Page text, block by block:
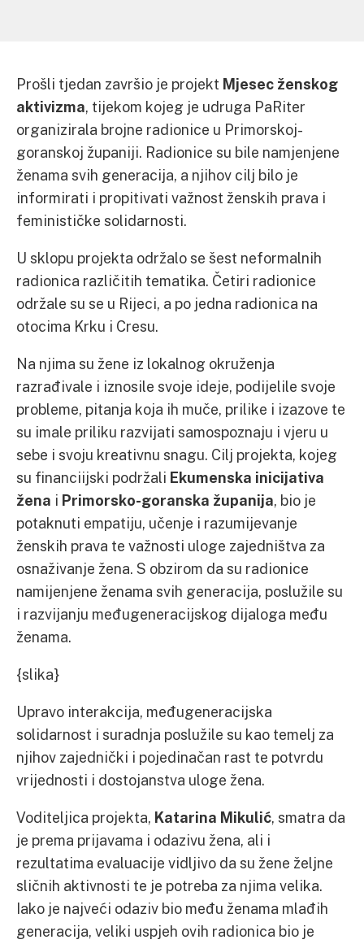
Prošli tjedan završio je projekt Mjesec ženskog
aktivizma, tijekom kojeg je udruga PaRiter
organizirala brojne radionice u Primorskoj-
goranskoj županiji. Radionice su bile namjenjene
ženama svih generacija, a njihov cilj bilo je
informirati i propitivati važnost ženskih prava i
feminističke solidarnosti.
U sklopu projekta održalo se šest neformalnih
radionica različitih tematika. Četiri radionice
održale su se u Rijeci, a po jedna radionica na
otocima Krku i Cresu.
Na njima su žene iz lokalnog okruženja
razrađivale i iznosile svoje ideje, podijelile svoje
probleme, pitanja koja ih muče, prilike i izazove te
su imale priliku razvijati samospoznaju i vjeru u
sebe i svoju kreativnu snagu. Cilj projekta, kojeg
su financiijski podržali Ekumenska inicijativa
žena i Primorsko-goranska županija, bio je
potaknuti empatiju, učenje i razumijevanje
ženskih prava te važnosti uloge zajedništva za
osnaživanje žena. S obzirom da su radionice
namijenjene ženama svih generacija, poslužile su
i razvijanju međugeneracijskog dijaloga među
ženama.
{slika}
Upravo interakcija, međugeneracijska
solidarnost i suradnja poslužile su kao temelj za
njihov zajednički i pojedinačan rast te potvrdu
vrijednosti i dostojanstva uloge žena.
Voditeljica projekta, Katarina Mikulić, smatra da
je prema prijavama i odazivu žena, ali i
rezultatima evaluacije vidljivo da su žene željne
sličnih aktivnosti te je potreba za njima velika.
Iako je najveći odaziv bio među ženama mlađih
generacija, veliki uspjeh ovih radionica bio je